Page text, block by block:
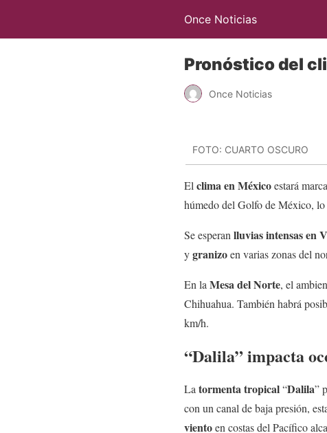
Once Noticias
Pronóstico del
Once Noticias
FOTO: CUARTO OSCURO
El clima en Méxicoestará
húmedo del Golfo de México, lo
Se esperan lluvias intensas en
ygranizoen varias zonas del
En la Mesa del Norte, el
Chihuahua. También habrá
km/h.
“Dalila” impacta
La tormenta tropical“Dalila”
con un canal de baja presión,
vientoen costas del Pacífico